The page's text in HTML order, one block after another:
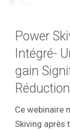
Power
Intégré-
gain
Ce webinaire
Skiving après